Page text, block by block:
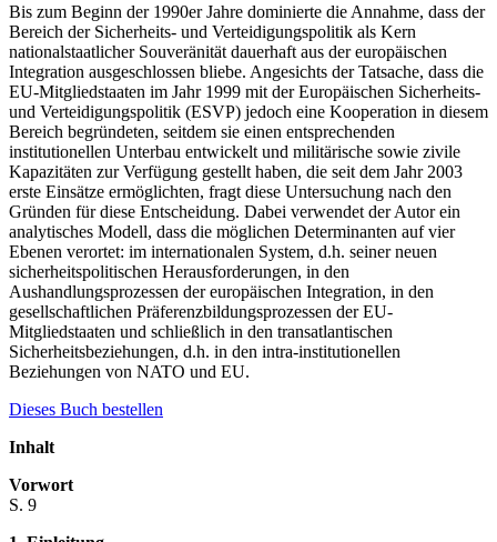
Bis zum Beginn der 1990er Jahre dominierte die Annahme, dass der
Bereich der Sicherheits- und Verteidigungspolitik als Kern
nationalstaatlicher Souveränität dauerhaft aus der europäischen
Integration ausgeschlossen bliebe. Angesichts der Tatsache, dass die
EU-Mitgliedstaaten im Jahr 1999 mit der Europäischen Sicherheits-
und Verteidigungspolitik (ESVP) jedoch eine Kooperation in diesem
Bereich begründeten, seitdem sie einen entsprechenden
institutionellen Unterbau entwickelt und militärische sowie zivile
Kapazitäten zur Verfügung gestellt haben, die seit dem Jahr 2003
erste Einsätze ermöglichten, fragt diese Untersuchung nach den
Gründen für diese Entscheidung. Dabei verwendet der Autor ein
analytisches Modell, dass die möglichen Determinanten auf vier
Ebenen verortet: im internationalen System, d.h. seiner neuen
sicherheitspolitischen Herausforderungen, in den
Aushandlungsprozessen der europäischen Integration, in den
gesellschaftlichen Präferenzbildungsprozessen der EU-
Mitgliedstaaten und schließlich in den transatlantischen
Sicherheitsbeziehungen, d.h. in den intra-institutionellen
Beziehungen von NATO und EU.
Dieses Buch bestellen
Inhalt
Vorwort
S. 9